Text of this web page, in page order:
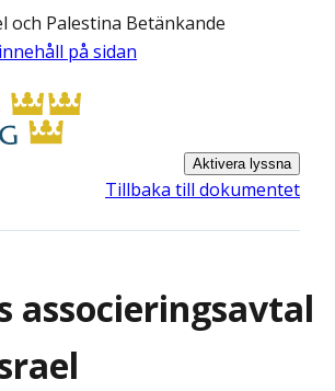
och Palestina Betänkande
på sidan
Aktivera lyssna
Tillbaka till dokumentet
associeringsavtal